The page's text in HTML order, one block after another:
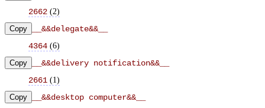
2662 (2)
Copy
__&&delegate&&__
4364 (6)
Copy
__&&delivery notification&&__
2661 (1)
Copy
__&&desktop computer&&__